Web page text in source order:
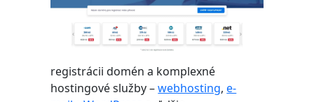
registrácii domén a komplexné
hostingové služby –webhosting,e-